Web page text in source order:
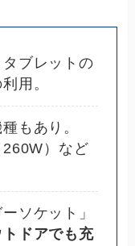
タブレットの
用。
もあり。
）など
ソケット」
ドアでも充